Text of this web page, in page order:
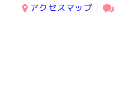
アクセスマップ